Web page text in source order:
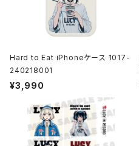
Hard to Eat iPhoneケース 1017-
240218001
¥3,990